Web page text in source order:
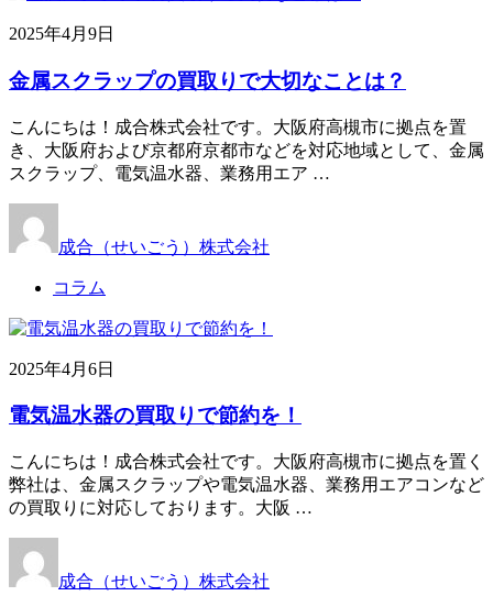
2025年4月9日
金属スクラップの買取りで大切なことは？
こんにちは！成合株式会社です。大阪府高槻市に拠点を置
き、大阪府および京都府京都市などを対応地域として、金属
スクラップ、電気温水器、業務用エア …
成合（せいごう）株式会社
コラム
2025年4月6日
電気温水器の買取りで節約を！
こんにちは！成合株式会社です。大阪府高槻市に拠点を置く
弊社は、金属スクラップや電気温水器、業務用エアコンなど
の買取りに対応しております。大阪 …
成合（せいごう）株式会社